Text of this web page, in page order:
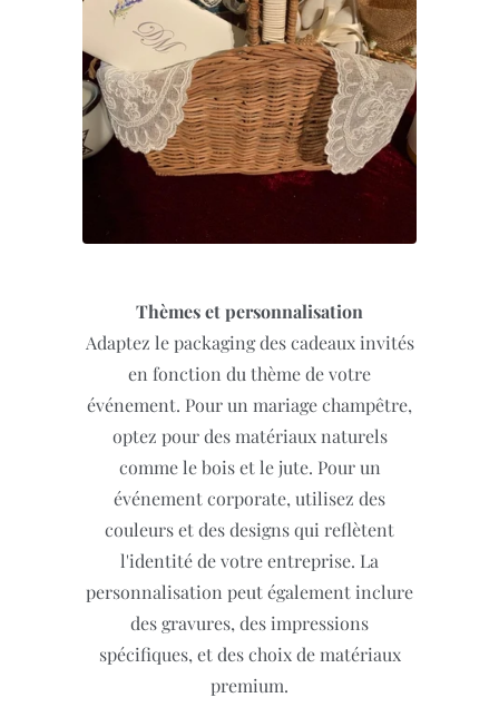
Thèmes et personnalisation
Adaptez le packaging des cadeaux invités
en fonction du thème de votre
événement. Pour un mariage champêtre,
optez pour des matériaux naturels
comme le bois et le jute. Pour un
événement corporate, utilisez des
couleurs et des designs qui reflètent
l'identité de votre entreprise. La
personnalisation peut également inclure
des gravures, des impressions
spécifiques, et des choix de matériaux
premium.